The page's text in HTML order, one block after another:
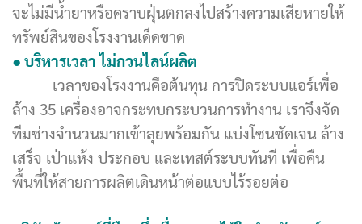
จะไม่มีน้ำยาหรือคราบฝุ่นตกลงไปสร้างความเสียหายให้
ทรัพย์สินของโรงงานเด็ดขาด
● บริหารเวลา ไม่กวนไลน์ผลิต
เวลาของโรงงานคือต้นทุน การปิดระบบแอร์เพื่อ
ล้าง 35 เครื่องอาจกระทบกระบวนการทำงาน เราจึงจัด
ทีมช่างจำนวนมากเข้าลุยพร้อมกัน แบ่งโซนชัดเจน ล้าง
เสร็จ เป่าแห้ง ประกอบ และเทสต์ระบบทันที เพื่อคืน
พื้นที่ให้สายการผลิตเดินหน้าต่อแบบไร้รอยต่อ